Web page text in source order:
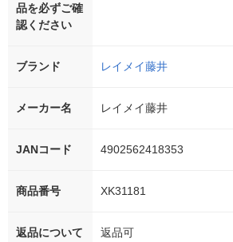
品を必ずご確
認ください
ブランド レイメイ藤井
メーカー名 レイメイ藤井
JANコード 4902562418353
商品番号 XK31181
返品について
返品可